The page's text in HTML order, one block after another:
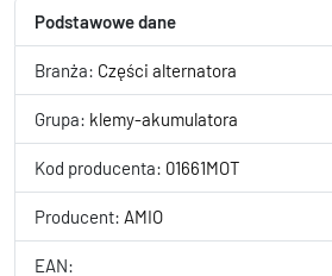
Podstawowe dane
Branża: Części alternatora
Grupa: klemy-akumulatora
Kod producenta: 01661MOT
Producent: AMIO
EAN: